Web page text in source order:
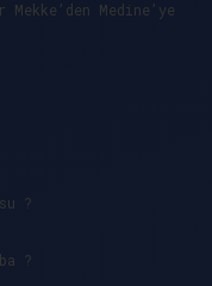
Medine’ye
?
?